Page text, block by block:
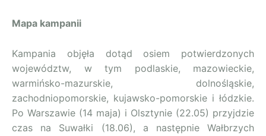
Mapa kampanii
Kampania objęła dotąd osiem potwierdzonych
województw, w tym podlaskie, mazowieckie,
warmińsko-mazurskie, dolnośląskie,
zachodniopomorskie, kujawsko-pomorskie i łódzkie.
Po Warszawie (14 maja) i Olsztynie (22.05) przyjdzie
czas na Suwałki (18.06), a następnie Wałbrzych